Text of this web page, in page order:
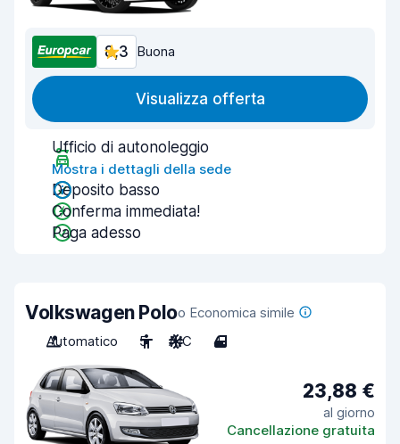
8,3 Buona
Visualizza offerta
Ufficio di autonoleggio
Mostra i dettagli della sede
Deposito basso
Conferma immediata!
Paga adesso
Volkswagen Poloo Economica simile
Automatico
5 A/C 4
23,88 €
al giorno
Cancellazione gratuita